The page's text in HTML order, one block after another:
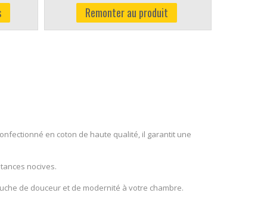
Remonter au produit
en coton de haute qualité, il garantit une
nocives.
de douceur et de modernité à votre chambre.